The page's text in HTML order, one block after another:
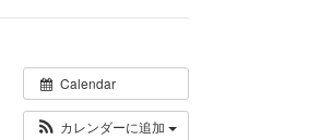
Calendar
カレンダーに追加